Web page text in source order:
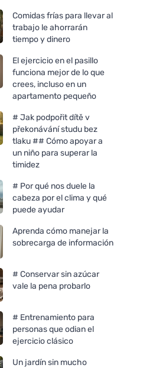
Comidas frías para llevar al
trabajo le ahorrarán
tiempo y dinero
El ejercicio en el pasillo
funciona mejor de lo que
crees, incluso en un
apartamento pequeño
# Jak podpořit dítě v
překonávání studu bez
tlaku ## Cómo apoyar a
un niño para superar la
timidez
# Por qué nos duele la
cabeza por el clima y qué
puede ayudar
Aprenda cómo manejar la
sobrecarga de información
# Conservar sin azúcar
vale la pena probarlo
# Entrenamiento para
personas que odian el
ejercicio clásico
Un jardín sin mucho